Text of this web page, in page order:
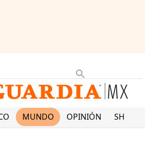
MUNDO OPINIÓN SHOW